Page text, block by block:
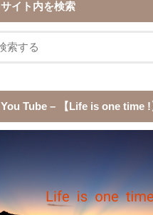
サイト内を検索
You Tube – 【Life is one time !